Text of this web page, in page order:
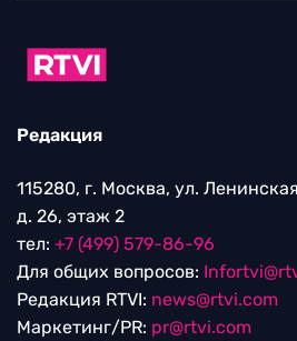
Редакция
115280, г. Москва, ул.
д. 26, этаж 2
тел: +7 (499) 579-86-96
Для общих вопросов:
Редакция RTVI: news@rtvi.com
Маркетинг/PR: pr@rtvi.com